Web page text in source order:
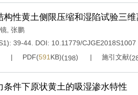
构性黄土侧限压缩和湿陷试验三
张鹏
39-44. DOI: 10.11779/CJGE2018S1007
PDF(591 KB)(198) 施引文献(
条件下原状黄土的吸湿渗水特性